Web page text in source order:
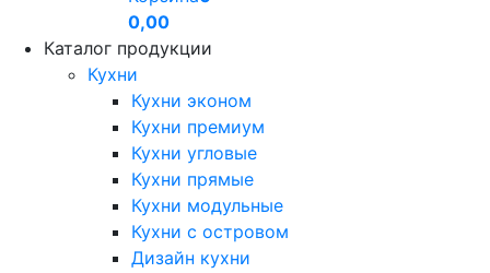
0,00
Каталог продукции
Кухни
Кухни эконом
Кухни премиум
Кухни угловые
Кухни прямые
Кухни модульные
Кухни с островом
Дизайн кухни